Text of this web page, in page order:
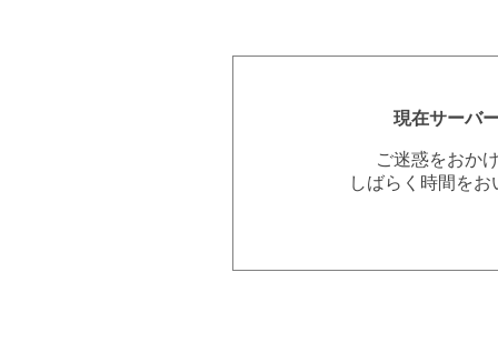
現在サーバ
ご迷惑をおか
しばらく時間を